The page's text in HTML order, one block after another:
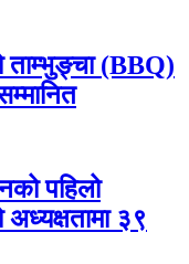
ताम्भुङ्चा (BBQ)
पहिलो
३९